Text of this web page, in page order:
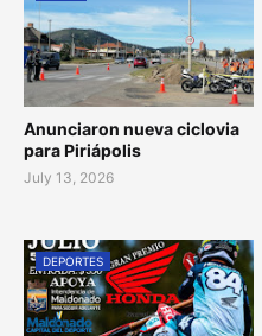
Anunciaron nueva ciclovia
para Piriápolis
July 13, 2026
DEPORTES